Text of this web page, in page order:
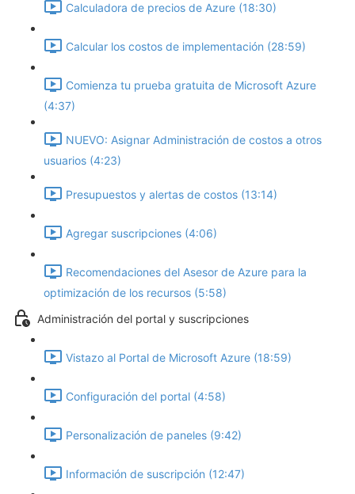
Calculadora de precios de Azure (18:30)
Calcular los costos de implementación (28:59)
Comienza tu prueba gratuita de Microsoft Azure
(4:37)
NUEVO: Asignar Administración de costos a otros
usuarios (4:23)
Presupuestos y alertas de costos (13:14)
Agregar suscripciones (4:06)
Recomendaciones del Asesor de Azure para la
optimización de los recursos (5:58)
Administración del portal y suscripciones
Vistazo al Portal de Microsoft Azure (18:59)
Configuración del portal (4:58)
Personalización de paneles (9:42)
Información de suscripción (12:47)